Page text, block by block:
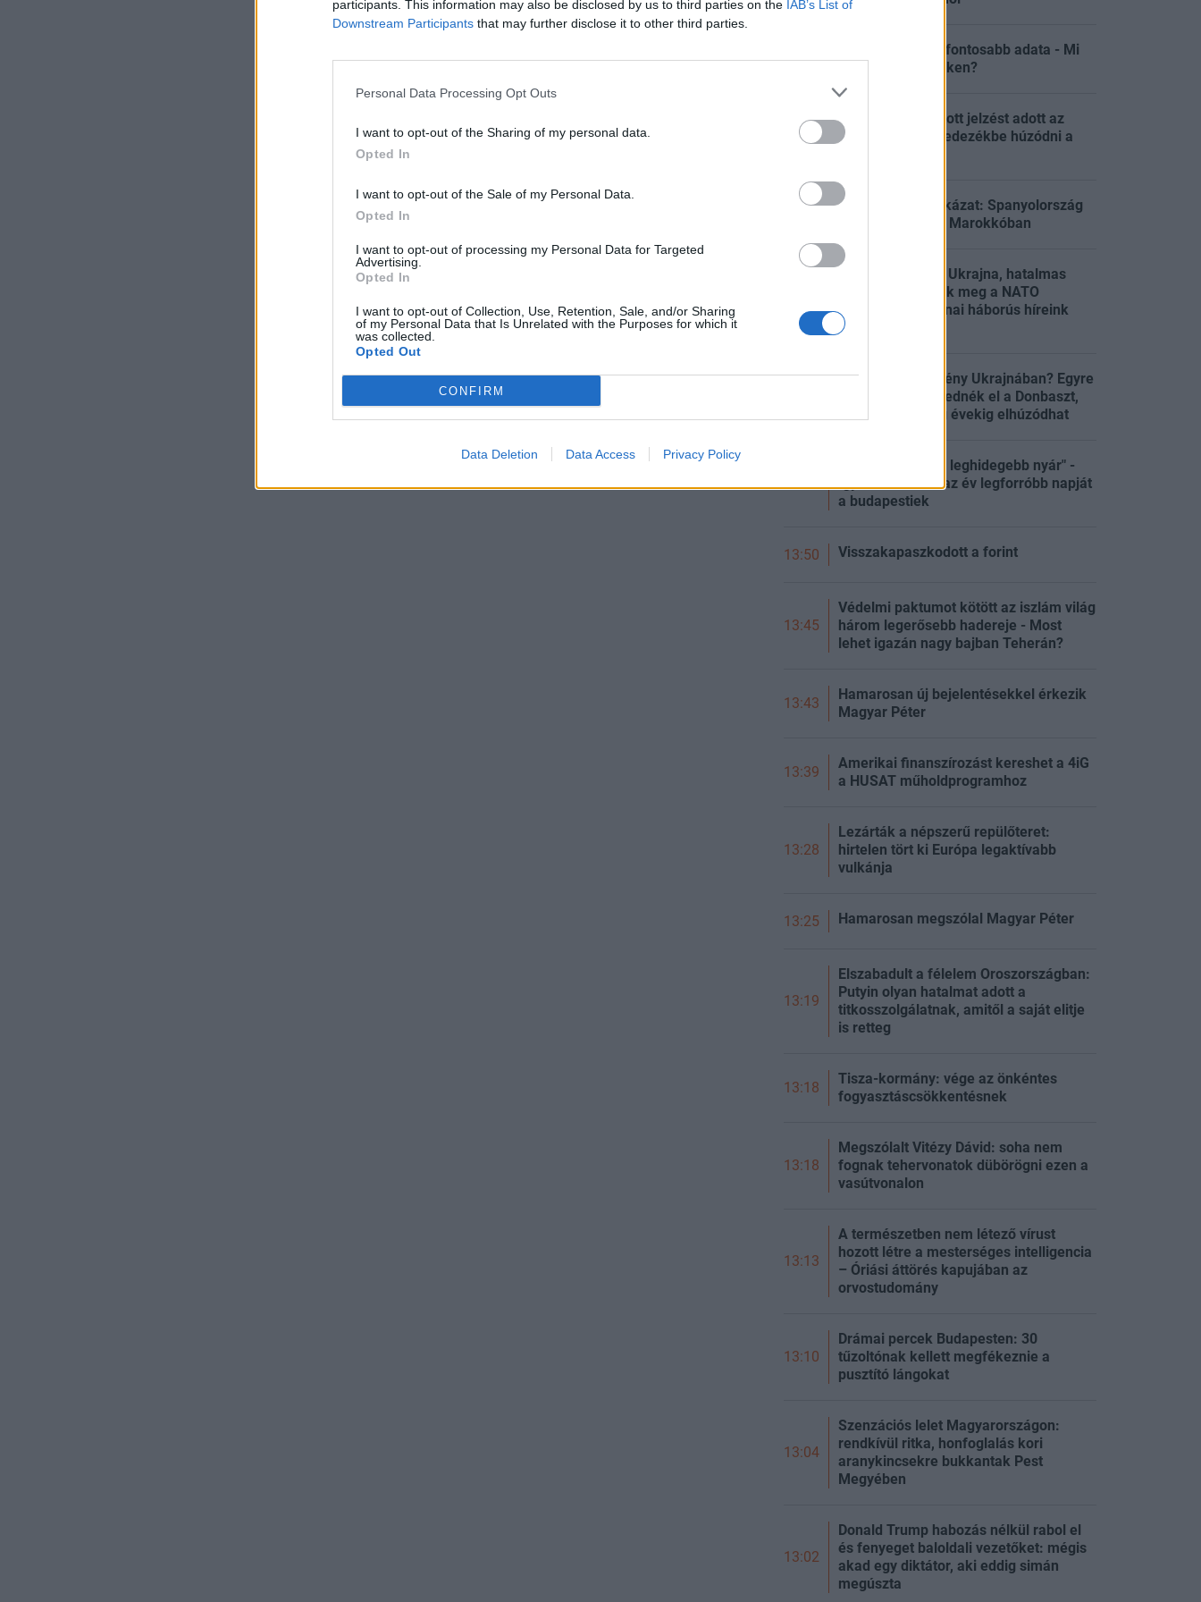
participants. This information may also be disclosed by us to third parties on the IAB’s List of
Downstream Participants that may further disclose it to other third parties.
Personal Data Processing Opt Outs
I want to opt-out of the Sharing of my personal data.
Opted In
I want to opt-out of the Sale of my Personal Data.
Opted In
I want to opt-out of processing my Personal Data for Targeted
Advertising.
Opted In
I want to opt-out of Collection, Use, Retention, Sale, and/or Sharing
of my Personal Data that Is Unrelated with the Purposes for which it
was collected.
Opted Out
CONFIRM
Data Deletion Data Access Privacy Policy
14:08
Érkezik a hét legfontosabb adata - Mi
történik a tőzsdéken?
14:08
2021 óta nem látott jelzést adott az
indikátor: ideje fedezékbe húzódni a
Kis tét, nagy kockázat: Spanyolország
veszélyes játéka Marokkóban
Elitklubba lép be Ukrajna, hatalmas
robbanást előztek meg a NATO
repterén – Ukrajnai háborús híreink
pénteken
Felcsillant a remény Ukrajnában? Egyre
kevesebben engednék el a Donbaszt,
de a háború még évekig elhúzódhat
14:00
"Ez volt az utolsó leghidegebb nyár" -
Így vészelték át az év legforróbb napját
a budapestiek
13:50 Visszakapaszkodott a forint
13:45
Védelmi paktumot kötött az iszlám világ
három legerősebb hadereje - Most
lehet igazán nagy bajban Teherán?
13:43
Hamarosan új bejelentésekkel érkezik
Magyar Péter
13:39
Amerikai finanszírozást kereshet a 4iG
a HUSAT műholdprogramhoz
13:28
Lezárták a népszerű repülőteret:
hirtelen tört ki Európa legaktívabb
vulkánja
13:25 Hamarosan megszólal Magyar Péter
13:19
Elszabadult a félelem Oroszországban:
Putyin olyan hatalmat adott a
titkosszolgálatnak, amitől a saját elitje
is retteg
13:18
Tisza-kormány: vége az önkéntes
fogyasztáscsökkentésnek
13:18
Megszólalt Vitézy Dávid: soha nem
fognak tehervonatok dübörögni ezen a
vasútvonalon
13:13
A természetben nem létező vírust
hozott létre a mesterséges intelligencia
– Óriási áttörés kapujában az
orvostudomány
13:10
Drámai percek Budapesten: 30
tűzoltónak kellett megfékeznie a
pusztító lángokat
13:04
Szenzációs lelet Magyarországon:
rendkívül ritka, honfoglalás kori
aranykincsekre bukkantak Pest
Megyében
13:02
Donald Trump habozás nélkül rabol el
és fenyeget baloldali vezetőket: mégis
akad egy diktátor, aki eddig simán
megúszta